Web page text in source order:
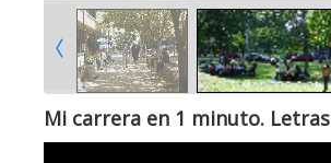
Mi carrera en 1 minuto. Letras